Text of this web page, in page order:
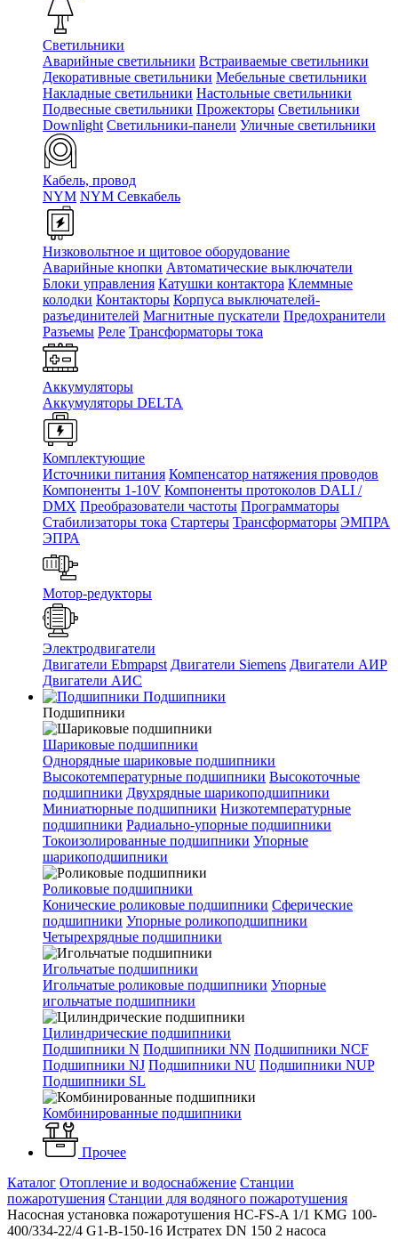
Светильники
Аварийные светильники Встраиваемые светильники
Декоративные светильники Мебельные светильники
Накладные светильники Настольные светильники
Подвесные светильники Прожекторы Светильники
Downlight Светильники-панели Уличные светильники
Кабель, провод
NYM NYM Севкабель
Низковольтное и щитовое оборудование
Аварийные кнопки Автоматические выключатели
Блоки управления Катушки контактора Клеммные
колодки Контакторы Корпуса выключателей-
разъединителей Магнитные пускатели Предохранители
Разъемы Реле Трансформаторы тока
Аккумуляторы
Аккумуляторы DELTA
Комплектующие
Источники питания Компенсатор натяжения проводов
Компоненты 1-10V Компоненты протоколов DALI /
DMX Преобразователи частоты Программаторы
Стабилизаторы тока Стартеры Трансформаторы ЭМПРА
ЭПРА
Мотор-редукторы
Электродвигатели
Двигатели Ebmpapst Двигатели Siemens Двигатели АИР
Двигатели АИС
Подшипники
Подшипники
Шариковые подшипники
Однорядные шариковые подшипники
Высокотемпературные подшипники Высокоточные
подшипники Двухрядные шарикоподшипники
Миниатюрные подшипники Низкотемпературные
подшипники Радиально-упорные подшипники
Токоизолированные подшипники Упорные
шарикоподшипники
Роликовые подшипники
Конические роликовые подшипники Сферические
подшипники Упорные роликоподшипники
Четырехрядные подшипники
Игольчатые подшипники
Игольчатые роликовые подшипники Упорные
игольчатые подшипники
Цилиндрические подшипники
Подшипники N Подшипники NN Подшипники NCF
Подшипники NJ Подшипники NU Подшипники NUP
Подшипники SL
Комбинированные подшипники
Прочее
Каталог Отопление и водоснабжение Станции
пожаротушения Станции для водяного пожаротушения
Насосная установка пожаротушения HC-FS-A 1/1 KMG 100-
400/334-22/4 G1-B-150-16 Истратех DN 150 2 насоса